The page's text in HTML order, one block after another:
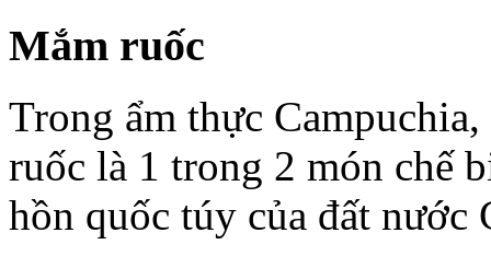
Mắm ruốc
Trong ẩm thực
ruốc là 1 trong 2 món chế
hồn quốc túy của đất nước